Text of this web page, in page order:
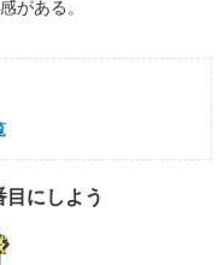
がある。
にしよう